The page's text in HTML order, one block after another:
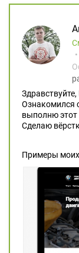
Ознакомился
выполню этот
Сделаю
Примеры